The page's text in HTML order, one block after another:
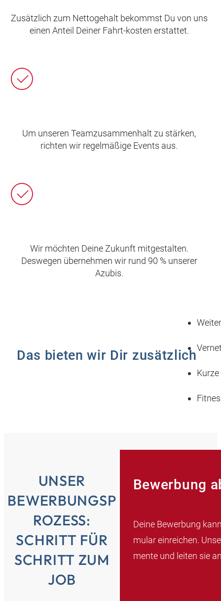
Zusätzlich zum Nettogehalt bekommst Du von uns
einen Anteil Deiner Fahrt-kosten erstattet.
Um unseren Teamzusammenhalt zu stärken,
richten wir regelmäßige Events aus.
Wir möchten Deine Zukunft mitgestalten.
Deswegen übernehmen wir rund 90 % unserer
Azubis.
Das bieten wir Dir zusätzlich
UNSER
BEWERBUNGSP
ROZESS:
SCHRITT FÜR
SCHRITT ZUM
JOB
Bewerbung
Deine Bewerbung
mular einreichen.
mente und leiten sie